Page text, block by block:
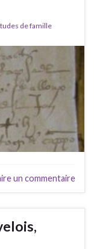
de famille
un commentaire